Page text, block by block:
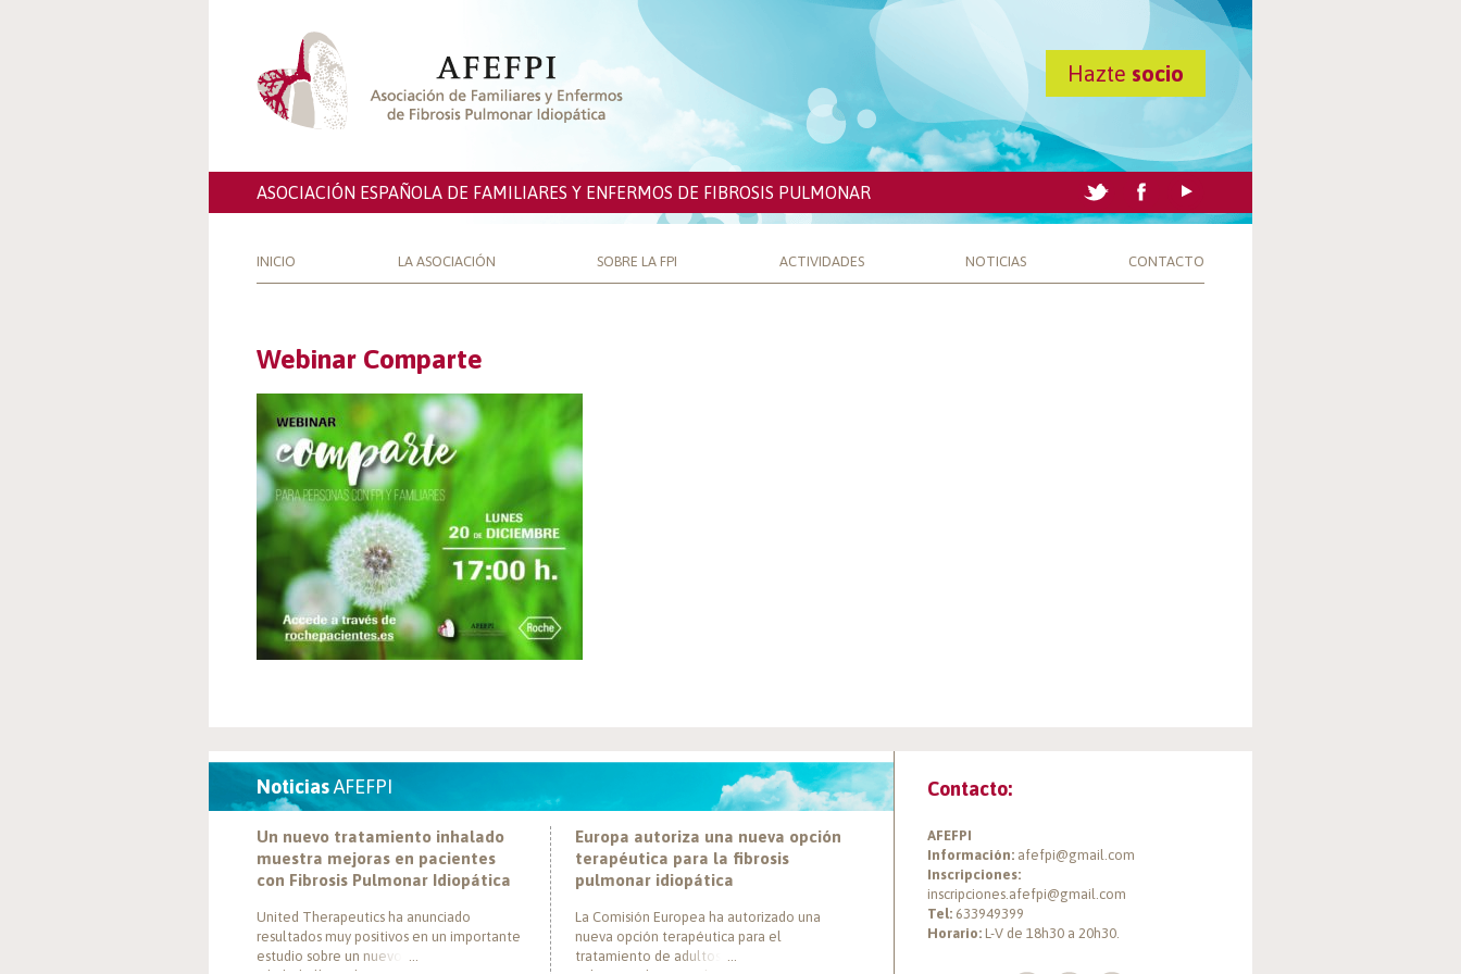
Hazte socio
ASOCIACIÓN ESPAÑOLA DE FAMILIARES Y ENFERMOS DE FIBROSIS PULMONAR
INICIO LA ASOCIACIÓN SOBRE LA FPI ACTIVIDADES NOTICIAS CONTACTO
Webinar Comparte
NoticiasAFEFPI
Un nuevo tratamiento inhalado
muestra mejoras en pacientes
con Fibrosis Pulmonar Idiopática
United Therapeutics ha anunciado
resultados muy positivos en un importante
estudio sobre un nuevo tratamiento
Europa autoriza una nueva opción
terapéutica para la fibrosis
pulmonar idiopática
La Comisión Europea ha autorizado una
nueva opción terapéutica para el
tratamiento de adultos con fibrosis
Contacto:
AFEFPI
Información: afefpi@gmail.com
Inscripciones:
inscripciones.afefpi@gmail.com
Tel: 633949399
Horario: L-V de 18h30 a 20h30.